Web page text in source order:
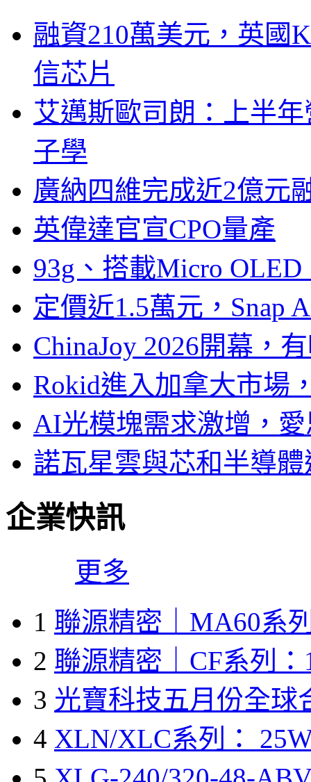
融資210萬美元，英國
信芯片
艾邁斯歐司朗：上半
子學
廣納四維完成近2億元
英偉達官宣CPO量產
93g、搭載Micro
定價近1.5萬元，Snap
ChinaJoy 2026開幕，
Rokid進入加拿大市場
AI光模塊需求激增，
諾瓦星雲與芯和半導
企業快訊
更多
1 聯源精密｜MA60系
2 聯源精密｜CF系列：
3 光寶科技五月份全球
4 XLN/XLC系列：